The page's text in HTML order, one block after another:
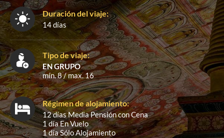
Duración del viaje:
14 días
Tipo de viaje:
EN GRUPO
mín. 8 / max. 16
Régimen de alojamiento:
12 días Media Pensión con Cena
1 día En Vuelo
1 día Sólo Alojamiento